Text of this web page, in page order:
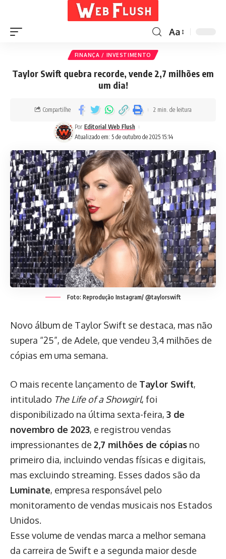
Aa
FINANÇA / INVESTIMENTO
Taylor Swift quebra recorde, vende 2,7 milhões em
um dia!
Atualizado em: 5 de outubro de 2025 15:14
Por Editorial Web Flush
Compartilhe 2 min. de leitura
Foto: Reprodução Instagram/ @taylorswift
Novo álbum de Taylor Swift se destaca, mas não
supera “25”, de Adele, que vendeu 3,4 milhões de
cópias em uma semana.
O mais recente lançamento de Taylor Swift,
intitulado The Life of a Showgirl, foi
disponibilizado na última sexta-feira, 3 de
novembro de 2023, e registrou vendas
impressionantes de 2,7 milhões de cópias no
primeiro dia, incluindo vendas físicas e digitais,
mas excluindo streaming. Esses dados são da
Luminate, empresa responsável pelo
monitoramento de vendas musicais nos Estados
Unidos.
Esse volume de vendas marca a melhor semana
da carreira de Swift e a segunda maior desde